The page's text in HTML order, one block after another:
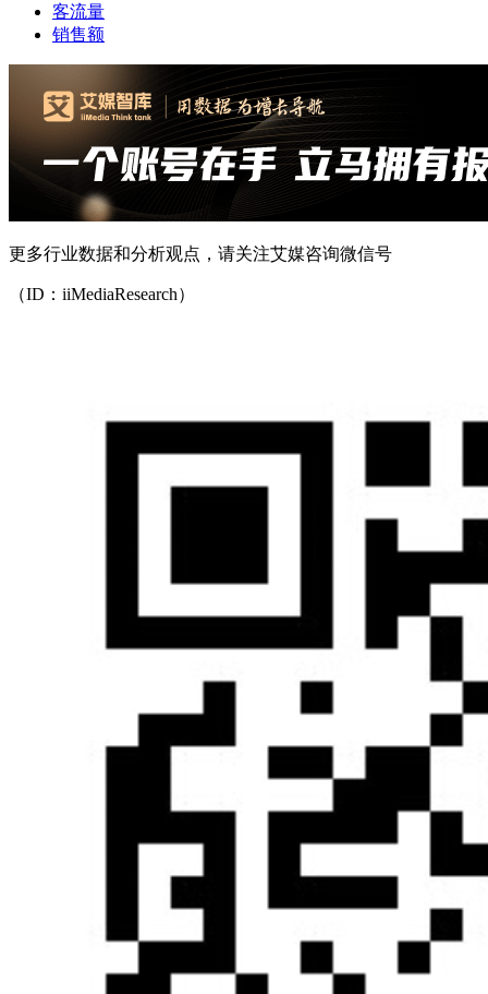
客流量
销售额
更多行业数据和分析观点，请关注艾媒咨询微信号
（ID：iiMediaResearch）